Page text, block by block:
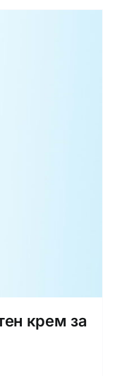
крем за